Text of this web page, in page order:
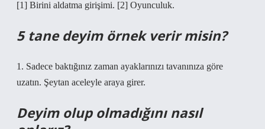
[1] Birini aldatma girişimi. [2] Oyunculuk.
5 tane deyim örnek verir misin?
1. Sadece baktığınız zaman ayaklarınızı tavanınıza göre
uzatın. Şeytan aceleyle araya girer.
Deyim olup olmadığını nasıl